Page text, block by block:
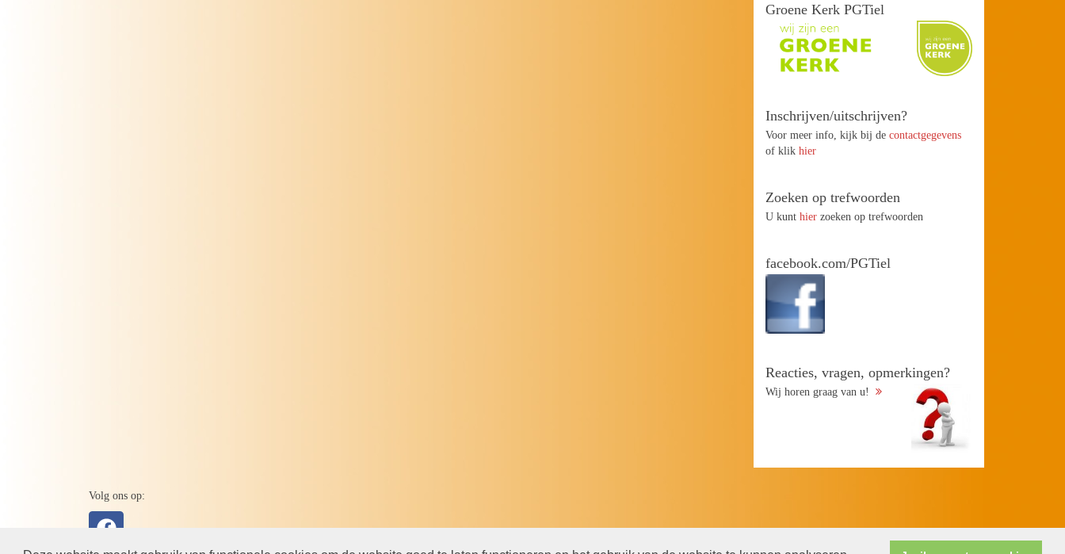
Groene Kerk PGTiel
Inschrijven/uitschrijven?
Voor meer info, kijk bij decontactgegevens
of klikhier
Zoeken op trefwoorden
U kunthier zoeken op trefwoorden
facebook.com/PGTiel
Reacties, vragen, opmerkingen?
Wij horen graag van u!
Volg ons op: